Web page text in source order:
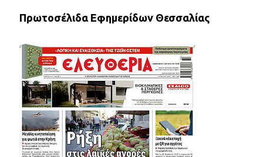
Πρωτοσέλιδα Εφημερίδων Θεσσαλίας